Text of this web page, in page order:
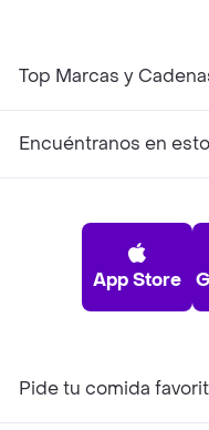
Top Marcas y
Encuéntranos en
App Store
Pide tu comida